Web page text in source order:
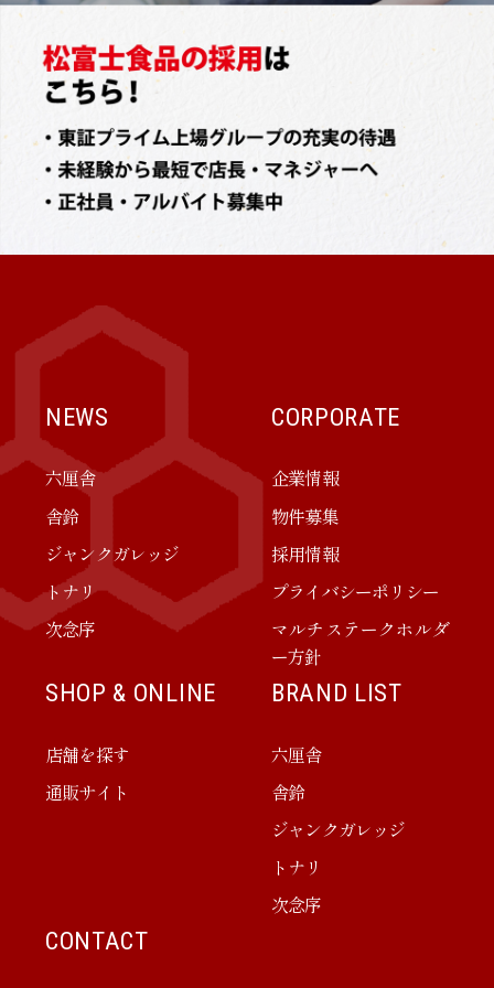
NEWS
六厘舎
舎鈴
ジャンクガレッジ
トナリ
次念序
CORPORATE
企業情報
物件募集
採用情報
プライバシーポリシー
マルチステークホルダ
ー方針
SHOP & ONLINE
店舗を探す
通販サイト
BRAND LIST
六厘舎
舎鈴
ジャンクガレッジ
トナリ
次念序
CONTACT